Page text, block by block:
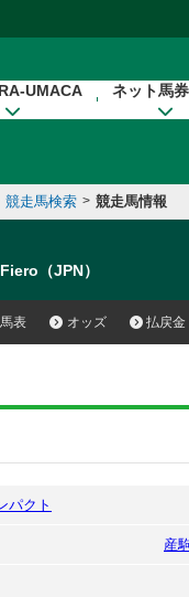
UMACA ネット馬
競走馬検索 > 競走馬情報
Fiero（JPN）
表 オッズ 払戻金
パクト
産